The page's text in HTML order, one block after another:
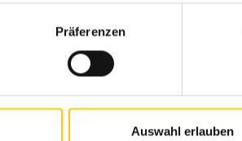
Präferenzen
Auswahl erlauben